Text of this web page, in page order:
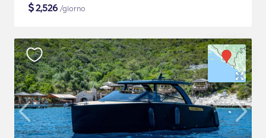
$2,526 /giorno